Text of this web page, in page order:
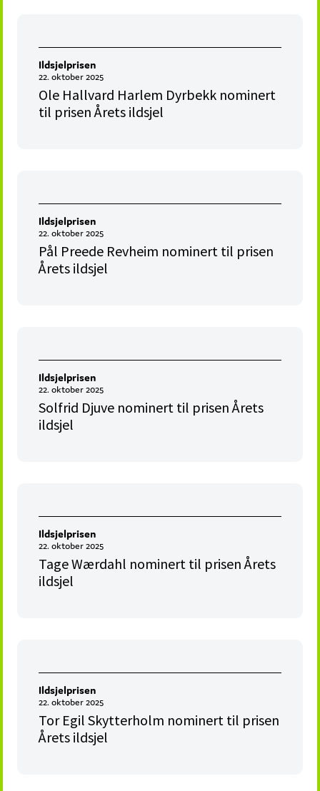
Ildsjelprisen
22. oktober 2025
Ole Hallvard Harlem Dyrbekk nominert
til prisen Årets ildsjel
Ildsjelprisen
22. oktober 2025
Pål Preede Revheim nominert til prisen
Årets ildsjel
Ildsjelprisen
22. oktober 2025
Solfrid Djuve nominert til prisen Årets
ildsjel
Ildsjelprisen
22. oktober 2025
Tage Wærdahl nominert til prisen Årets
ildsjel
Ildsjelprisen
22. oktober 2025
Tor Egil Skytterholm nominert til prisen
Årets ildsjel